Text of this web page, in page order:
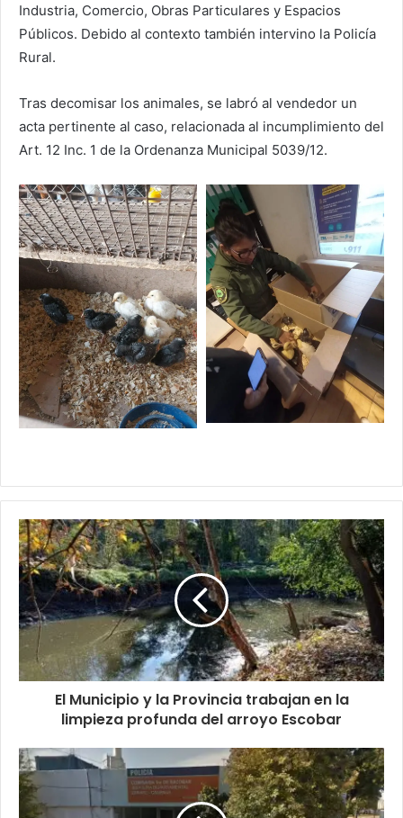
Industria, Comercio, Obras Particulares y Espacios
Públicos. Debido al contexto también intervino la Policía
Rural.
Tras decomisar los animales, se labró al vendedor un
acta pertinente al caso, relacionada al incumplimiento del
Art. 12 Inc. 1 de la Ordenanza Municipal 5039/12.
El Municipio y la Provincia trabajan en la
limpieza profunda del arroyo Escobar